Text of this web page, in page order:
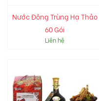
Nước Đông Trùng Hạ Thảo
60 Gói
Liên hệ